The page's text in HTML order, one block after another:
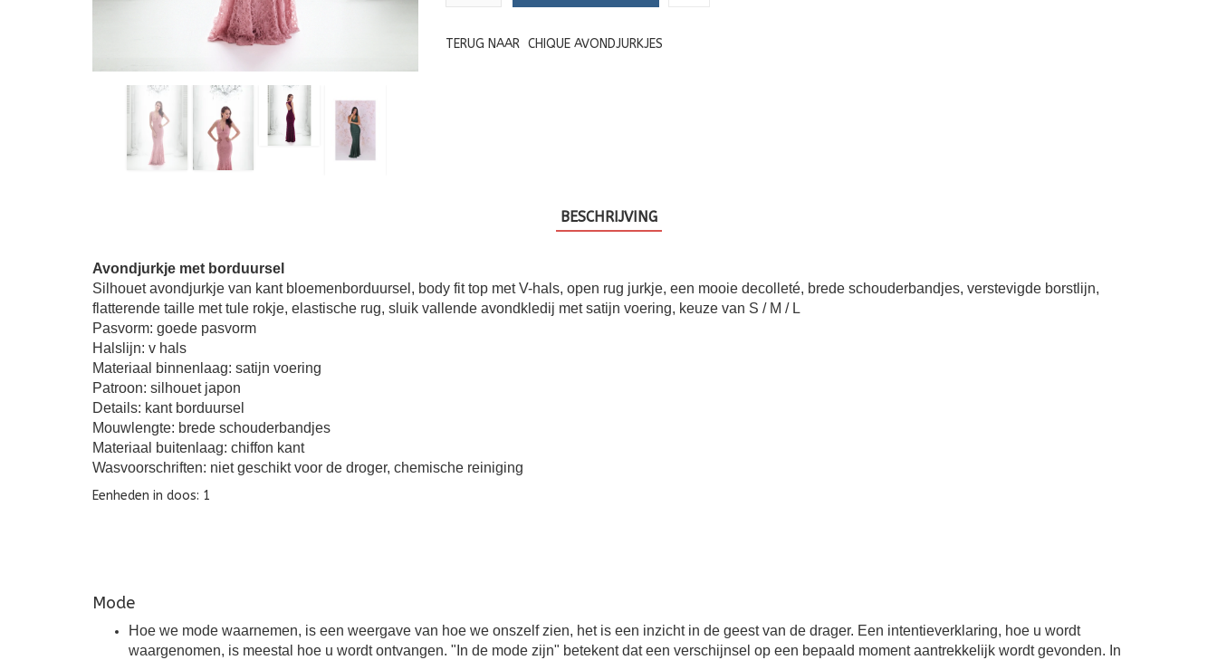
TERUG NAAR CHIQUE AVONDJURKJES
BESCHRIJVING
Avondjurkje met borduursel
Silhouet avondjurkje van kant bloemenborduursel, body fit top met V-hals, open rug jurkje, een mooie decolleté, brede schouderbandjes, verstevigde borstlijn,
flatterende taille met tule rokje, elastische rug, sluik vallende avondkledij met satijn voering, keuze van S / M / L
Pasvorm: goede pasvorm
Halslijn: v hals
Materiaal binnenlaag: satijn voering
Patroon: silhouet japon
Details: kant borduursel
Mouwlengte: brede schouderbandjes
Materiaal buitenlaag: chiffon kant
Wasvoorschriften: niet geschikt voor de droger, chemische reiniging
Eenheden in doos: 1
Mode
Hoe we mode waarnemen, is een weergave van hoe we onszelf zien, het is een inzicht in de geest van de drager. Een intentieverklaring, hoe u wordt
waargenomen, is meestal hoe u wordt ontvangen. "In de mode zijn" betekent dat een verschijnsel op een bepaald moment aantrekkelijk wordt gevonden. In